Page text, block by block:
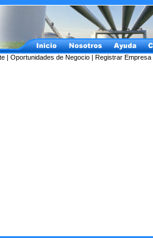
| Oportunidades de Negocio| Registrar Empresa